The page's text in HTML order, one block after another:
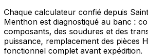
Chaque calculateur confié depuis
Menthon est diagnostiqué au banc :
composants, des soudures et des
puissance, remplacement des pièces
fonctionnel complet avant expédition.